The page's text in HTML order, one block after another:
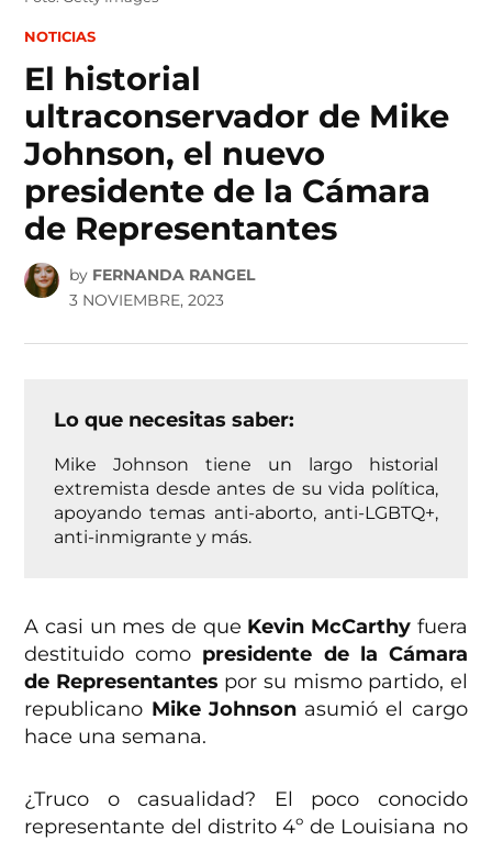
POSTED
NOTICIAS
El historial
ultraconservador de Mike
Johnson, el nuevo
presidente de la Cámara
de Representantes
by FERNANDA RANGEL
3 NOVIEMBRE, 2023
Lo que necesitas saber:
Mike Johnson tiene un largo historial
extremista desde antes de su vida política,
apoyando temas anti-aborto, anti-LGBTQ+,
anti-inmigrante y más.
A casi un mes de que Kevin McCarthyfuera
destituido como presidente de la Cámara
de Representantes por su mismo partido, el
republicano Mike Johnson asumió el cargo
hace una semana.
¿Truco o casualidad? El poco conocido
representante del distrito 4º de Louisiana no